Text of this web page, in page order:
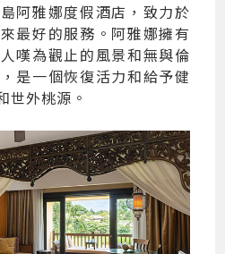
阿雅娜度假酒店，致力於
最好的服務。阿雅娜擁有
嘆為觀止的風景和無與倫
是一個恢復活力和給予健
世外桃源。